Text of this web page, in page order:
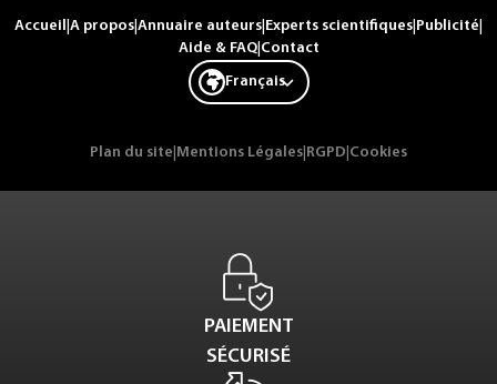
Accueil A propos Annuaire auteurs Experts scientifiques Publicité
Aide & FAQ| Contact
Français
Plan du site Mentions Légales RGPD Cookies
PAIEMENT
SÉCURISÉ